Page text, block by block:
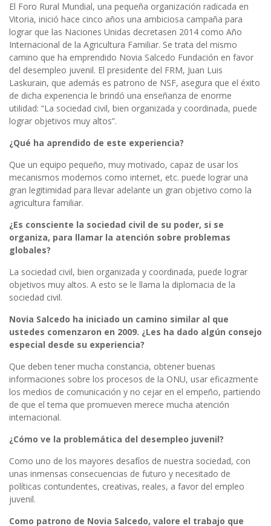
El Foro Rural Mundial, una pequeña organización radicada en
Vitoria, inició hace cinco años una ambiciosa campaña para
lograr que las Naciones Unidas decretasen 2014 como Año
Internacional de la Agricultura Familiar. Se trata del mismo
camino que ha emprendido Novia Salcedo Fundación en favor
del desempleo juvenil. El presidente del FRM, Juan Luis
Laskurain, que además es patrono de NSF, asegura que el éxito
de dicha experiencia le brindó una enseñanza de enorme
utilidad: “La sociedad civil, bien organizada y coordinada, puede
lograr objetivos muy altos”.
¿Qué ha aprendido de este experiencia?
Que un equipo pequeño, muy motivado, capaz de usar los
mecanismos modernos como internet, etc. puede lograr una
gran legitimidad para llevar adelante un gran objetivo como la
agricultura familiar.
¿Es consciente la sociedad civil de su poder, si se
organiza, para llamar la atención sobre problemas
globales?
La sociedad civil, bien organizada y coordinada, puede lograr
objetivos muy altos. A esto se le llama la diplomacia de la
sociedad civil.
Novia Salcedo ha iniciado un camino similar al que
ustedes comenzaron en 2009. ¿Les ha dado algún consejo
especial desde su experiencia?
Que deben tener mucha constancia, obtener buenas
informaciones sobre los procesos de la ONU, usar eficazmente
los medios de comunicación y no cejar en el empeño, partiendo
de que el tema que promueven merece mucha atención
internacional.
¿Cómo ve la problemática del desempleo juvenil?
Como uno de los mayores desafíos de nuestra sociedad, con
unas inmensas consecuencias de futuro y necesitado de
políticas contundentes, creativas, reales, a favor del empleo
juvenil.
Como patrono de Novia Salcedo, valore el trabajo que